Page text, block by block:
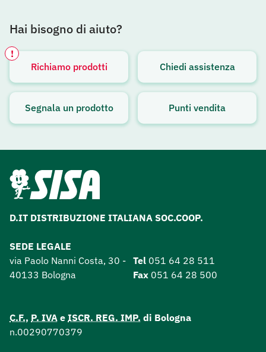
Hai bisogno di aiuto?
Richiamo prodotti
!
Avviso attivo
Chiedi assistenza
Segnala un prodotto Punti vendita
D.IT DISTRIBUZIONE ITALIANA SOC.COOP.
SEDE LEGALE
via Paolo Nanni Costa, 30 -
40133 Bologna
Tel 051 64 28 511
Fax 051 64 28 500
C.F., P. IVA e ISCR. REG. IMP. di Bologna
n.00290770379